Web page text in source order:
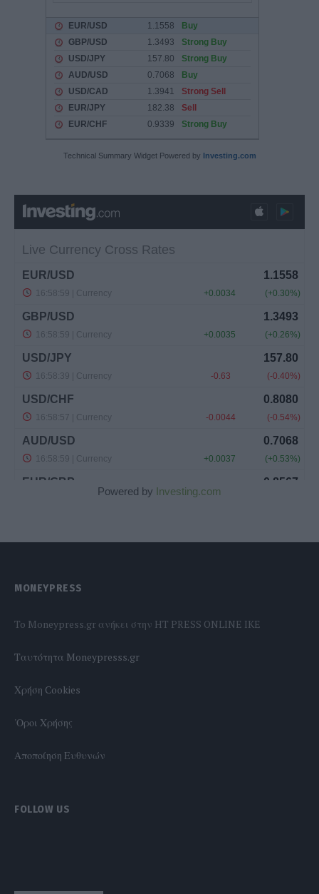
Technical Summary Widget Powered by Investing.com
Powered by Investing.com
MONEYPRESS
To Moneypress.gr ανήκει στην HT PRESS ONLINE IKE
Tαυτότητα Moneypresss.gr
Χρήση Cookies
'Οροι Χρήσης
Αποποίηση Ευθυνών
FOLLOW US